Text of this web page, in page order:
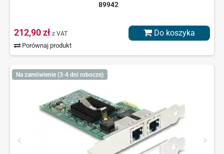
89942
212,90 zł z VAT
Porównaj produkt
Do koszyka
Na zamówienie (3-4 dni robocze)